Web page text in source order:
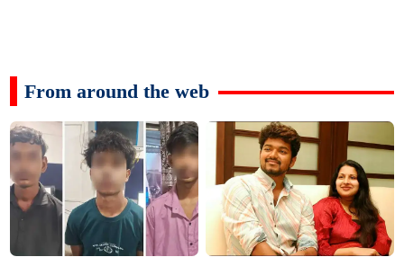
From around the web